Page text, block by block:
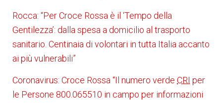
Rocca: “Per Croce Rossa è il ‘Tempo della
Gentilezza’: dalla spesa a domicilio al trasporto
sanitario. Centinaia di volontari in tutta Italia accanto
ai più vulnerabili”
Coronavirus: Croce Rossa “Il numero verde CRI per
le Persone 800.065510 in campo per informazioni